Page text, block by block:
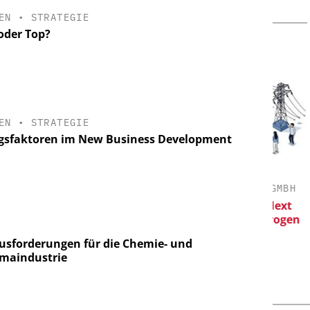
• STRATEGIE
Top?
• STRATEGIE
im New Business Development
für die Chemie- und
E.V.
für die
und